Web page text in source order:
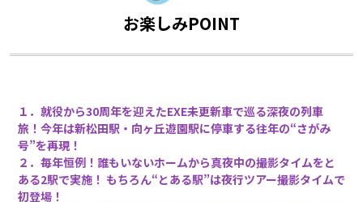
お楽しみPOINT
１．就役から30周年を迎えたEXE未更新車で巡る深夜の列車
旅！今年は新松田駅・向ヶ丘遊園駅に停車する往年の“さがみ
号”を再現！
２．毎年恒例！誰もいないホームから真夜中の撮影タイムをと
ある2駅で実施！ もちろん“とある駅”は夜行ツアー撮影タイムで
初登場！